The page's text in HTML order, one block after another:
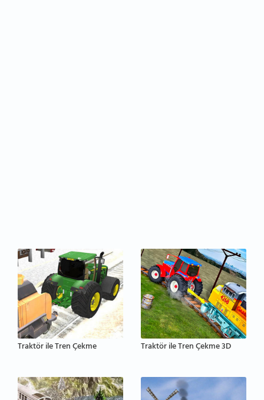
Traktör ile Tren Çekme Traktör ile Tren Çekme 3D